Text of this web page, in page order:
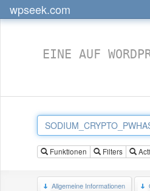
wpseek.com
EINE AUF
Funktionen Filters
Allgemeine Informationen